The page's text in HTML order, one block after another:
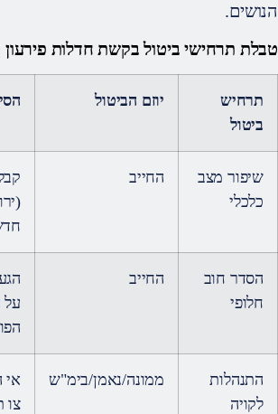
הנושים.
טבלת תרחישי ביטול בקשת חדלות פירעון
תרחיש
ביטול
יוזם הביטול
שיפור מצב
כלכלי
החייב
הסדר חוב
חלופי
החייב
על
התנהלות
לקויה
ממונה/נאמן/בימ"ש
אי
צו